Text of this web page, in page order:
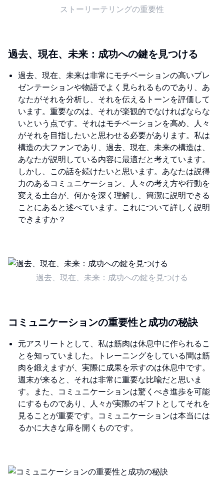
ストーリーテリングの重要性
過去、現在、未来：成功への鍵を見つける
過去、現在、未来は非常にモチベーションの高いプレ
ゼンテーションや物語でよく見られるものであり、あ
なたがそれを分析し、それを伝えるトーンを評価して
います。重要なのは、それが楽観的でなければならな
いという点です。それはモチベーションを高め、人々
がそれを目指したいと思わせる必要があります。私は
構造の大ファンであり、過去、現在、未来の構造は、
あなたが説明している内容に最適だと考えています。
しかし、この話を続けたいと思います。あなたは説得
力のあるコミュニケーション、人々の考え方や行動を
変える土台が、何かを深く理解し、簡潔に説明できる
ことにあると述べています。これについて詳しく説明
できますか？
過去、現在、未来：成功への鍵を見つける
コミュニケーションの重要性と成功の秘訣
元アスリートとして、私は筋肉は休息中に作られるこ
とを知っていました。トレーニングをしている間は筋
肉を鍛えますが、実際に成果を示すのは休息中です。
週末が来ると、それは非常に重要な比喩だと思いま
す。また、コミュニケーションは驚くべき進歩を可能
にするものであり、人々が実際のギフトとしてそれを
見ることが重要です。コミュニケーションは本当には
るかに大きな扉を開くものです。